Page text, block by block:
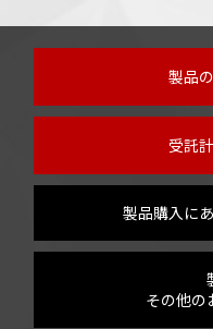
製品
受託
製品購入に
その他の